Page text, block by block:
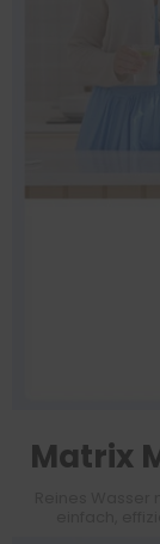
Matrix